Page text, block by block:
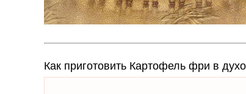
Как приготовить Картофель фри в